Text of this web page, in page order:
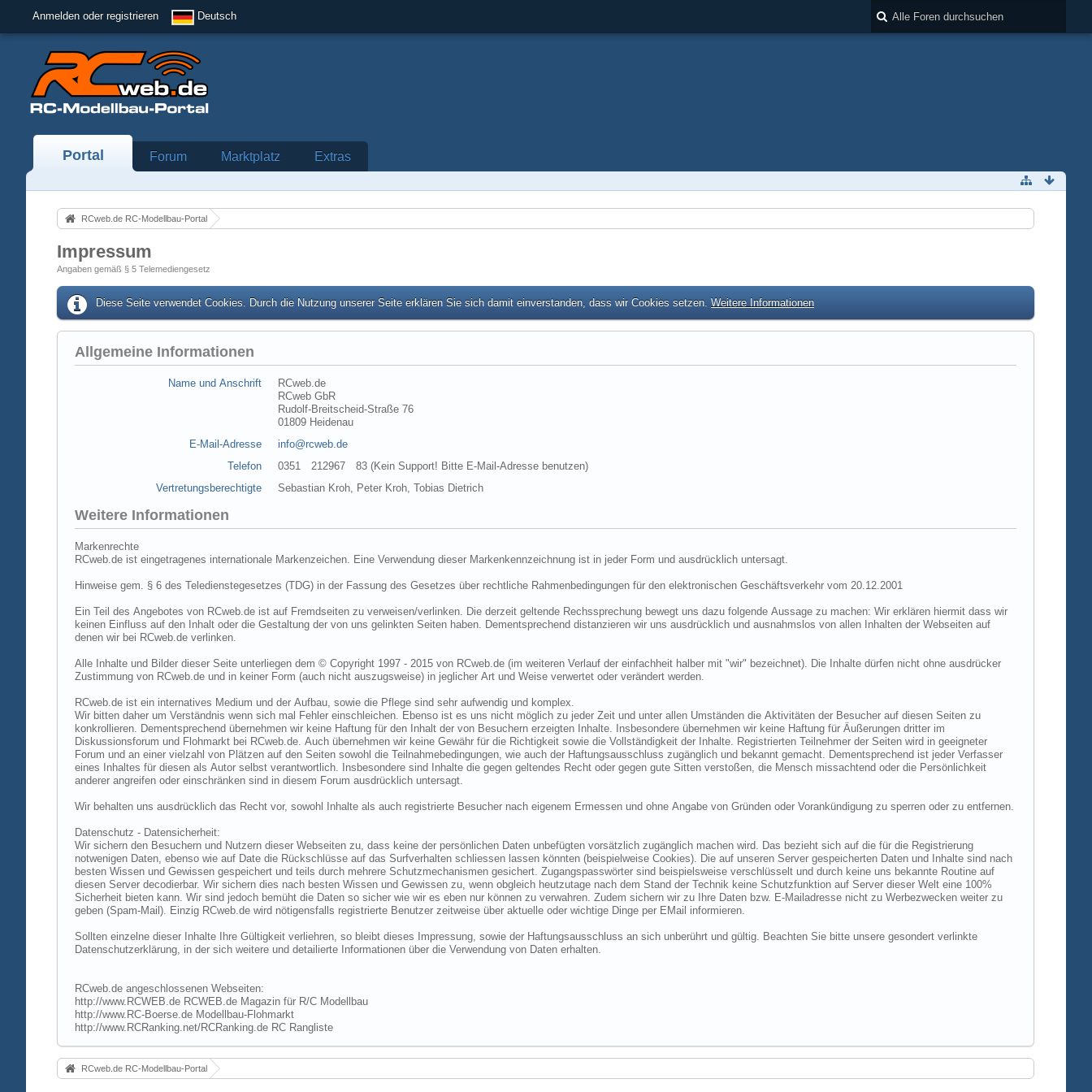
Anmelden oder registrieren Deutsch
Portal Forum Marktplatz Extras
RCweb.de RC-Modellbau-Portal
Impressum
Angaben gemäß § 5 Telemediengesetz
Diese Seite verwendet Cookies. Durch die Nutzung unserer Seite erklären Sie sich damit einverstanden, dass wir Cookies setzen. Weitere Informationen
Allgemeine Informationen
Name und Anschrift
RCweb.de
RCweb GbR
Rudolf-Breitscheid-Straße 76
01809 Heidenau
E-Mail-Adresse
info@rcweb.de
Telefon
0351 212967 83 (Kein Support! Bitte E-Mail-Adresse benutzen)
Vertretungsberechtigte
Sebastian Kroh, Peter Kroh, Tobias Dietrich
Weitere Informationen
Markenrechte
RCweb.de ist eingetragenes internationale Markenzeichen. Eine Verwendung dieser Markenkennzeichnung ist in jeder Form und ausdrücklich untersagt.
Hinweise gem. § 6 des Teledienstegesetzes (TDG) in der Fassung des Gesetzes über rechtliche Rahmenbedingungen für den elektronischen Geschäftsverkehr vom 20.12.2001
Ein Teil des Angebotes von RCweb.de ist auf Fremdseiten zu verweisen/verlinken. Die derzeit geltende Rechssprechung bewegt uns dazu folgende Aussage zu machen: Wir erklären hiermit dass wir
keinen Einfluss auf den Inhalt oder die Gestaltung der von uns gelinkten Seiten haben. Dementsprechend distanzieren wir uns ausdrücklich und ausnahmslos von allen Inhalten der Webseiten auf
denen wir bei RCweb.de verlinken.
Alle Inhalte und Bilder dieser Seite unterliegen dem © Copyright 1997 - 2015 von RCweb.de (im weiteren Verlauf der einfachheit halber mit "wir" bezeichnet). Die Inhalte dürfen nicht ohne ausdrücker
Zustimmung von RCweb.de und in keiner Form (auch nicht auszugsweise) in jeglicher Art und Weise verwertet oder verändert werden.
RCweb.de ist ein internatives Medium und der Aufbau, sowie die Pflege sind sehr aufwendig und komplex.
Wir bitten daher um Verständnis wenn sich mal Fehler einschleichen. Ebenso ist es uns nicht möglich zu jeder Zeit und unter allen Umständen die Aktivitäten der Besucher auf diesen Seiten zu
konkrollieren. Dementsprechend übernehmen wir keine Haftung für den Inhalt der von Besuchern erzeigten Inhalte. Insbesondere übernehmen wir keine Haftung für Äußerungen dritter im
Diskussionsforum und Flohmarkt bei RCweb.de. Auch übernehmen wir keine Gewähr für die Richtigkeit sowie die Vollständigkeit der Inhalte. Registrierten Teilnehmer der Seiten wird in geeigneter
Forum und an einer vielzahl von Plätzen auf den Seiten sowohl die Teilnahmebedingungen, wie auch der Haftungsausschluss zugänglich und bekannt gemacht. Dementsprechend ist jeder Verfasser
eines Inhaltes für diesen als Autor selbst verantwortlich. Insbesondere sind Inhalte die gegen geltendes Recht oder gegen gute Sitten verstoßen, die Mensch missachtend oder die Persönlichkeit
anderer angreifen oder einschränken sind in diesem Forum ausdrücklich untersagt.
Wir behalten uns ausdrücklich das Recht vor, sowohl Inhalte als auch registrierte Besucher nach eigenem Ermessen und ohne Angabe von Gründen oder Vorankündigung zu sperren oder zu entfernen.
Datenschutz - Datensicherheit:
Wir sichern den Besuchern und Nutzern dieser Webseiten zu, dass keine der persönlichen Daten unbefügten vorsätzlich zugänglich machen wird. Das bezieht sich auf die für die Registrierung
notwenigen Daten, ebenso wie auf Date die Rückschlüsse auf das Surfverhalten schliessen lassen könnten (beispielweise Cookies). Die auf unseren Server gespeicherten Daten und Inhalte sind nach
besten Wissen und Gewissen gespeichert und teils durch mehrere Schutzmechanismen gesichert. Zugangspasswörter sind beispielsweise verschlüsselt und durch keine uns bekannte Routine auf
diesen Server decodierbar. Wir sichern dies nach besten Wissen und Gewissen zu, wenn obgleich heutzutage nach dem Stand der Technik keine Schutzfunktion auf Server dieser Welt eine 100%
Sicherheit bieten kann. Wir sind jedoch bemüht die Daten so sicher wie wir es eben nur können zu verwahren. Zudem sichern wir zu Ihre Daten bzw. E-Mailadresse nicht zu Werbezwecken weiter zu
geben (Spam-Mail). Einzig RCweb.de wird nötigensfalls registrierte Benutzer zeitweise über aktuelle oder wichtige Dinge per EMail informieren.
Sollten einzelne dieser Inhalte Ihre Gültigkeit verliehren, so bleibt dieses Impressung, sowie der Haftungsausschluss an sich unberührt und gültig. Beachten Sie bitte unsere gesondert verlinkte
Datenschutzerklärung, in der sich weitere und detailierte Informationen über die Verwendung von Daten erhalten.
RCweb.de angeschlossenen Webseiten:
http://www.RCWEB.de RCWEB.de Magazin für R/C Modellbau
http://www.RC-Boerse.de Modellbau-Flohmarkt
http://www.RCRanking.net/RCRanking.de RC Rangliste
RCweb.de RC-Modellbau-Portal